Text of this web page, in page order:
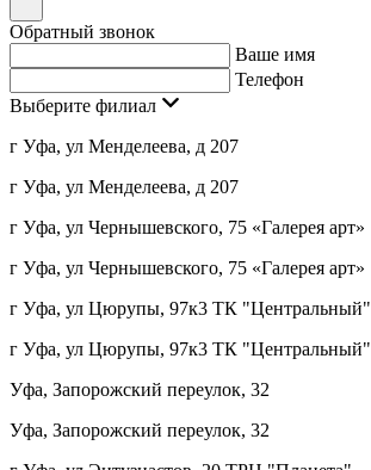
Обратный звонок
Ваше имя
Телефон
Выберите филиал
г Уфа, ул Менделеева, д 207
г Уфа, ул Менделеева, д 207
г Уфа, ул Чернышевского, 75 «Галерея арт»
г Уфа, ул Чернышевского, 75 «Галерея арт»
г Уфа, ул Цюрупы, 97к3 ТК "Центральный"
г Уфа, ул Цюрупы, 97к3 ТК "Центральный"
Уфа, Запорожский переулок, 32
Уфа, Запорожский переулок, 32